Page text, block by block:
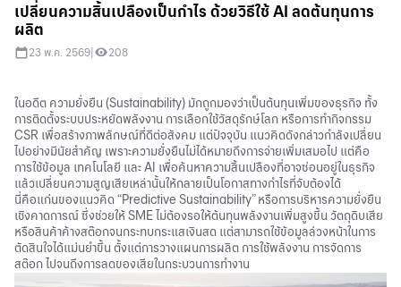
เปลี่ยนความสิ้นเปลืองเป็นกำไร ด้วยวิธีใช้ AI ลดต้นทุนการ
ผลิต
23 พ.ค. 2569 208
ในอดีต ความยั่งยืน (Sustainability) มักถูกมองว่าเป็นต้นทุนเพิ่มของธุรกิจ ทั้ง
การติดตั้งระบบประหยัดพลังงาน การเลือกใช้วัสดุรักษ์โลก หรือการทำกิจกรรม
CSR เพื่อสร้างภาพลักษณ์ที่ดีต่อสังคม แต่ปัจจุบัน แนวคิดดังกล่าวกำลังเปลี่ยน
ไปอย่างมีนัยสำคัญ เพราะความยั่งยืนไม่ได้หมายถึงการจ่ายเพิ่มเสมอไป แต่คือ
การใช้ข้อมูล เทคโนโลยี และ AI เพื่อค้นหาความสิ้นเปลืองที่อาจซ่อนอยู่ในธุรกิจ
แล้วเปลี่ยนความสูญเสียเหล่านั้นให้กลายเป็นโอกาสทางกำไรที่จับต้องได้
นี่คือแก่นของแนวคิด “Predictive Sustainability” หรือการบริหารความยั่งยืน
เชิงคาดการณ์ ซึ่งช่วยให้ SME ไม่ต้องรอให้ต้นทุนพลังงานเพิ่มสูงขึ้น วัตถุดิบเสีย
หรือสินค้าค้างสต๊อกจนกระทบกระแสเงินสด แต่สามารถใช้ข้อมูลล่วงหน้าในการ
ตัดสินใจได้แม่นยำขึ้น ตั้งแต่การวางแผนการผลิต การใช้พลังงาน การจัดการ
สต๊อก ไปจนถึงการลดของเสียในกระบวนการทำงาน